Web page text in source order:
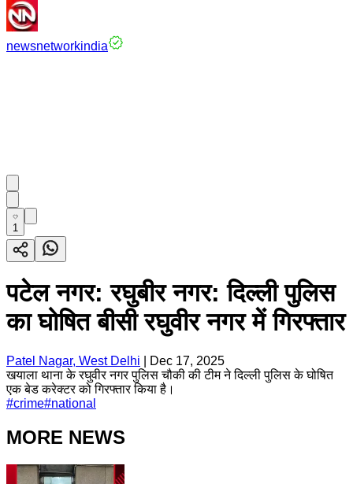
newsnetworkindia
1
पटेल नगर: रघुबीर नगर: दिल्ली पुलिस
का घोषित बीसी रघुवीर नगर में गिरफ्तार
Patel Nagar, West Delhi
Dec 17, 2025
खयाला थाना के रघुवीर नगर पुलिस चौकी की टीम ने दिल्ली पुलिस के घोषित
एक बेड करेक्टर को गिरफ्तार किया है।
#crime#national
MORE NEWS